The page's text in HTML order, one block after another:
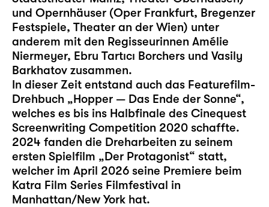
und Opernhäuser (Oper Frankfurt, Bregenzer
Festspiele, Theater an der Wien) unter
anderem mit den Regisseurinnen Amélie
Niermeyer, Ebru Tartıcı Borchers und Vasily
Barkhatov zusammen.
In dieser Zeit entstand auch das Featurefilm-
Drehbuch „Hopper — Das Ende der Sonne“,
welches es bis ins Halbfinale des Cinequest
Screenwriting Competition 2020 schaffte.
2024 fanden die Dreharbeiten zu seinem
ersten Spielfilm „Der Protagonist“ statt,
welcher im April 2026 seine Premiere beim
Katra Film Series Filmfestival in
Manhattan/New York hat.